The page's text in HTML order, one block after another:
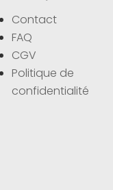
Contact
FAQ
CGV
Politique de
confidentialité